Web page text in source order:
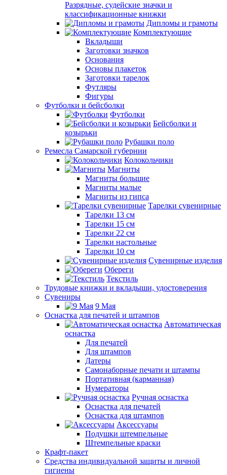
Разрядные, судейские значки и
классификационные книжки
Дипломы и грамоты
Комплектующие
Вкладыши
Заготовки значков
Основания
Основы плакеток
Заготовки тарелок
Футляры
Фигуры
Футболки и бейсболки
Футболки
Бейсболки и
козырьки
Рубашки поло
Ремесла Самарской губернии
Колокольчики
Магниты
Магниты большие
Магниты малые
Магниты из гипса
Тарелки сувенирные
Тарелки 13 см
Тарелки 15 см
Тарелки 22 см
Тарелки настольные
Тарелки 10 см
Сувенирные изделия
Обереги
Текстиль
Трудовые книжки и вкладыши, удостоверения
Сувениры
9 Мая
Оснастка для печатей и штампов
Автоматическая
оснастка
Для печатей
Для штампов
Датеры
Самонаборные печати и штампы
Портативная (карманная)
Нумераторы
Ручная оснастка
Оснастка для печатей
Оснастка для штампов
Аксессуары
Подушки штемпельные
Штемпельные краски
Крафт-пакет
Средства индивидуальной защиты и личной
гигиены